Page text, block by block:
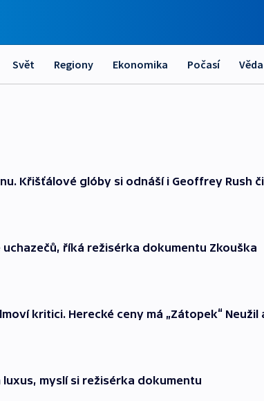
Svět Regiony Ekonomika Počasí Věda
Křišťálové glóby si odnáší i Geoffrey Rush či
říká režisérka dokumentu Zkouška
kritici. Herecké ceny má „Zátopek“ Neužil
luxus, myslí si režisérka dokumentu